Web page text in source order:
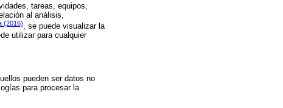
tareas, equipos,
al análisis,
(2016)
, se puede visualizar la
utilizar para cualquier
pueden ser datos no
para procesar la